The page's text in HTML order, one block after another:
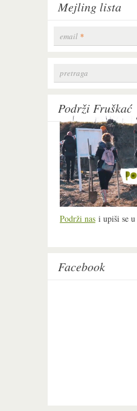
Mejling lista
email *
Search form
pretraga
Podrži Fruškać
Podrži nas i upiši se u
Facebook